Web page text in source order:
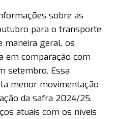
sobre as
para o transporte
maneira geral, os
em comparação com
setembro. Essa
menor movimentação
da safra 2024/25.
atuais com os níveis